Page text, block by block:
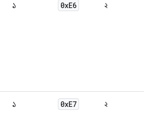
১ 0xE6 ২
১ 0xE7 ২